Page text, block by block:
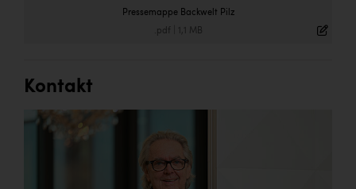
Pressemappe Backwelt Pilz
.pdf 1,1 MB
Kontakt